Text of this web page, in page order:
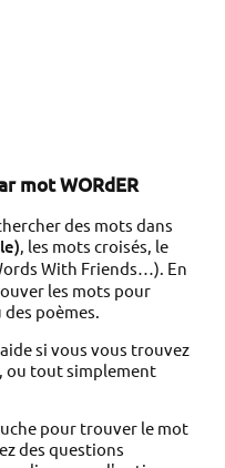
mot WORdER
des mots dans
, les mots croisés, le
With Friends…). En
les mots pour
poèmes.
si vous vous trouvez
ou tout simplement
pour trouver le mot
des questions